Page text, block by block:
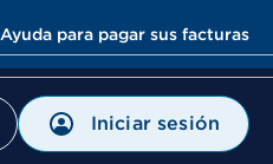
Ayuda para pagar sus facturas
Iniciar sesión